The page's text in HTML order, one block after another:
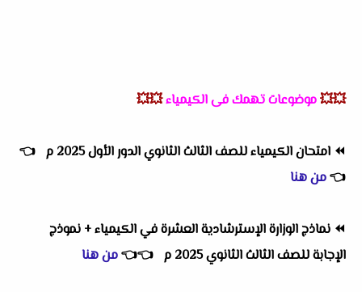
💥💥موضوعات تهمك فى الكيمياء💥💥
⏪ امتحان الكيمياء للصف الثالث الثانوي الدور الأول 2025 م
👈
👈من هنا
⏪ نماذج الوزارة الإسترشادية العشرة في الكيمياء + نموذج
الإجابة للصف الثالث الثانوي 2025 م
👈
👈من هنا